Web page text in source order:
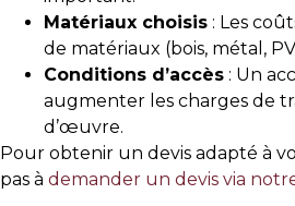
Matériaux choisis : Les
de matériaux (bois, métal,
Conditions d’accès : Un
augmenter les charges de
d’œuvre.
Pour obtenir un devis adapté à
pas à demander un devis via